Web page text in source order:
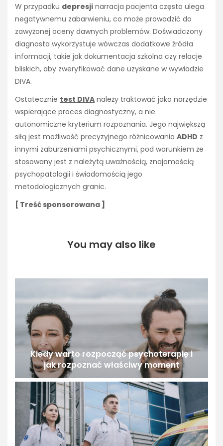
W przypadku depresji narracja pacjenta często ulega
negatywnemu zabarwieniu, co może prowadzić do
zawyżonej oceny dawnych problemów. Doświadczony
diagnosta wykorzystuje wówczas dodatkowe źródła
informacji, takie jak dokumentacja szkolna czy relacje
bliskich, aby zweryfikować dane uzyskane w wywiadzie
DIVA.
Ostatecznie test DIVA należy traktować jako narzędzie
wspierające proces diagnostyczny, a nie
autonomiczne kryterium rozpoznania. Jego największą
siłą jest możliwość precyzyjnego różnicowania ADHD z
innymi zaburzeniami psychicznymi, pod warunkiem że
stosowany jest z należytą uważnością, znajomością
psychopatologii i świadomością jego
metodologicznych granic.
[ Treść sponsorowana ]
You may also like
Kiedy warto rozpocząć psychoterapię i
jak rozpoznać właściwy moment